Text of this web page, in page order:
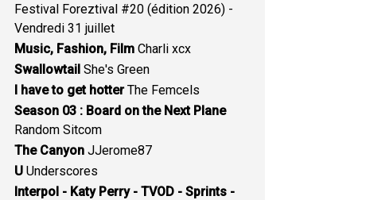
Festival Foreztival #20 (édition 2026) -
Vendredi 31 juillet
Music, Fashion, Film Charli xcx
Swallowtail She's Green
I have to get hotterThe Femcels
Season 03 : Board on the Next Plane
Random Sitcom
The Canyon JJerome87
U Underscores
Interpol - Katy Perry - TVOD - Sprints -